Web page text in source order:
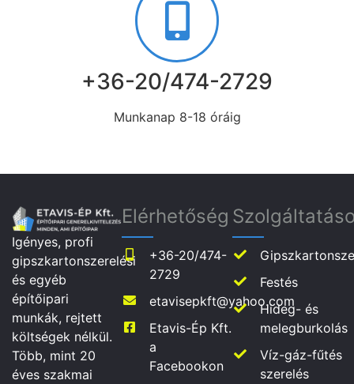
+36-20/474-2729
Munkanap 8-18 óráig
Igényes, profi
gipszkartonszerelési
és egyéb
építőipari
munkák, rejtett
költségek nélkül.
Több, mint 20
éves szakmai
Elérhetőség
+36-20/474-
2729
etavisepkft@yahoo.com
Etavis-Ép Kft.
a
Facebookon
Festés
Hideg- és
melegburkolás
Víz-gáz-fűtés
szerelés